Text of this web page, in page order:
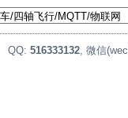
QQ: 516333132 , 微信